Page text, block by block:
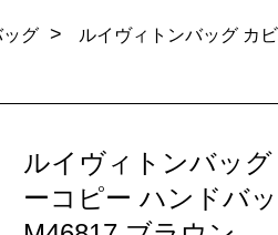
ッグ > ルイヴィトンバッグ カ
ルイヴィトンバッ
ーコピー ハンドバ